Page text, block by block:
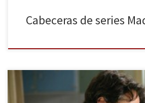
Cabeceras de series